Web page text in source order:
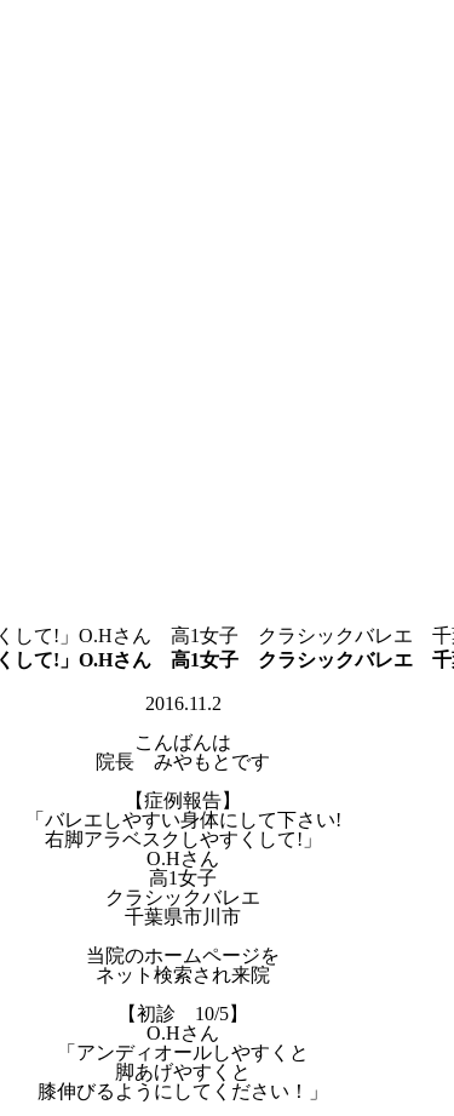
くして!」O.Hさん 高1女子 クラシックバレエ
くして!」O.Hさん 高1女子 クラシックバレエ
2016.11.2
こんばんは
院長 みやもとです
【症例報告】
「バレエしやすい身体にして下さい!
右脚アラベスクしやすくして!」
O.Hさん
高1女子
クラシックバレエ
千葉県市川市
当院のホームページを
ネット検索され来院
【初診 10/5】
O.Hさん
「アンディオールしやすくと
脚あげやすくと
膝伸びるようにしてください！」